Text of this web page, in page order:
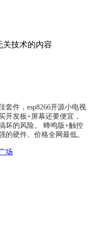
关技术的内容
套件，esp8266开源小电视
开发板+屏幕还要便宜，
坏的风险。 蜂鸣版+触控
的硬件、价格全网最低。
场